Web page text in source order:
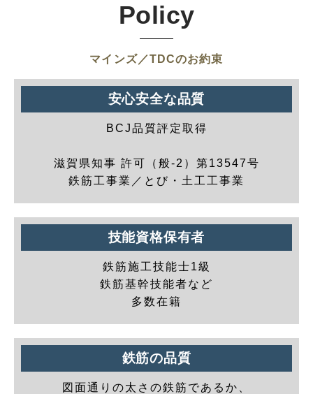
Policy
マインズ／TDCのお約束
安心安全な品質
BCJ品質評定取得
滋賀県知事 許可（般-2）第13547号
鉄筋工事業／とび・土工工事業
技能資格保有者
鉄筋施工技能士1級
鉄筋基幹技能者など
多数在籍
鉄筋の品質
図面通りの太さの鉄筋であるか、